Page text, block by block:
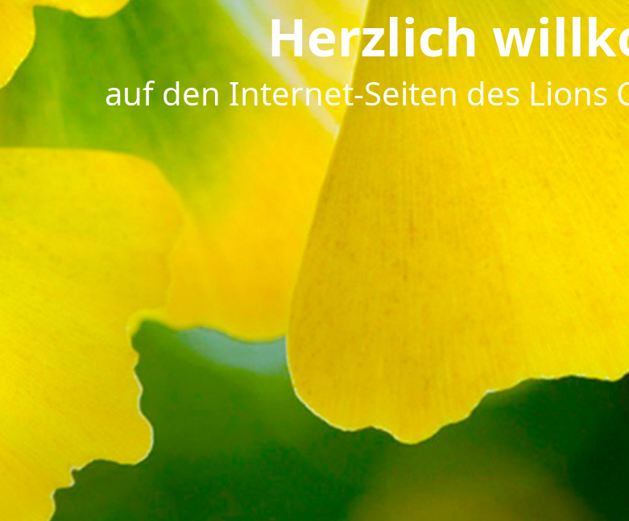
Herzlich
auf den Internet-Seiten des Lions